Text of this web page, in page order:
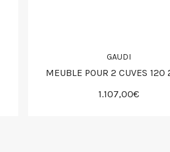
GAUDI
MEUBLE POUR 2 CUVES 120
1.107,00€